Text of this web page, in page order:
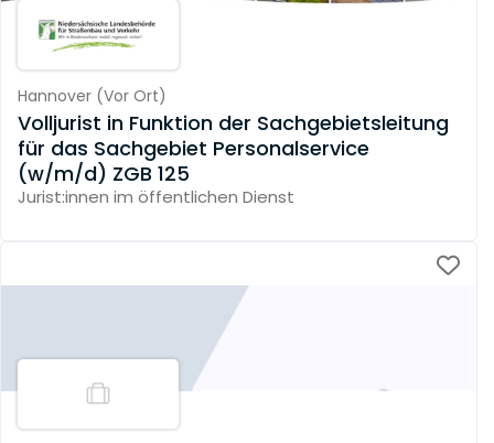
Hannover (Vor Ort)
Volljurist in Funktion der Sachgebietsleitung
für das Sachgebiet Personalservice
(w/m/d) ZGB 125
Jurist:innen im öffentlichen Dienst